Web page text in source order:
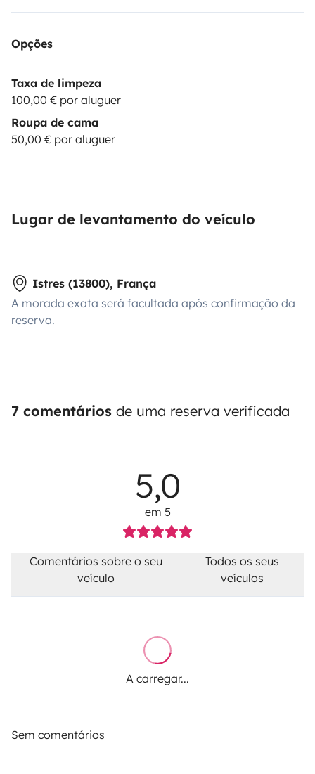
Opções
Taxa de limpeza
100,00 € por aluguer
Roupa de cama
50,00 € por aluguer
Lugar de levantamento do veículo
Istres (13800), França
A morada exata será facultada após confirmação da
reserva.
7 comentários de uma reserva verificada
5,0
em 5
Comentários sobre o seu
veículo
Todos os seus
veículos
A carregar...
Sem comentários